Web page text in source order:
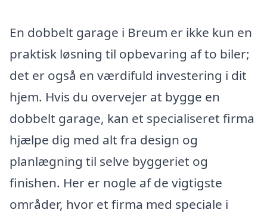
En dobbelt garage i Breum er ikke kun en
praktisk løsning til opbevaring af to biler;
det er også en værdifuld investering i dit
hjem. Hvis du overvejer at bygge en
dobbelt garage, kan et specialiseret firma
hjælpe dig med alt fra design og
planlægning til selve byggeriet og
finishen. Her er nogle af de vigtigste
områder, hvor et firma med speciale i